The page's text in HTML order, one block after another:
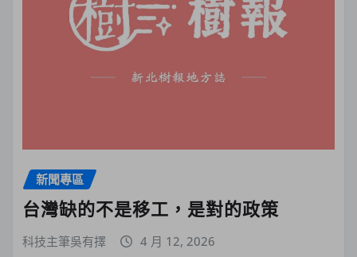
新聞專區
台灣缺的不是移工，是對的政策
科技主筆吳有擇 4 月 12, 2026